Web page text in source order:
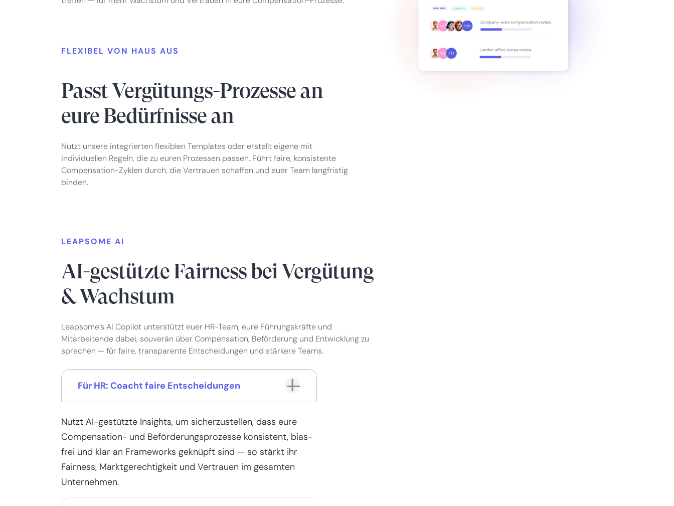
FLEXIBEL VON HAUS AUS
Passt Vergütungs-Prozesse an
eure Bedürfnisse an
Nutzt unsere integrierten flexiblen Templates oder erstellt eigene mit
individuellen Regeln, die zu euren Prozessen passen. Führt faire, konsistente
Compensation-Zyklen durch, die Vertrauen schaffen und euer Team langfristig
binden.
LEAPSOME AI
AI-gestützte Fairness bei Vergütung
& Wachstum
Leapsome’s AI Copilot unterstützt euer HR-Team, eure Führungskräfte und
Mitarbeitende dabei, souverän über Compensation, Beförderung und Entwicklung zu
sprechen — für faire, transparente Entscheidungen und stärkere Teams.
Für HR: Coacht faire Entscheidungen
Nutzt AI-gestützte Insights, um sicherzustellen, dass eure
Compensation- und Beförderungsprozesse konsistent, bias-
frei und klar an Frameworks geknüpft sind — so stärkt ihr
Fairness, Marktgerechtigkeit und Vertrauen im gesamten
Unternehmen.